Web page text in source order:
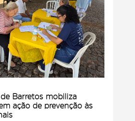
de Barretos mobiliza
ação de prevenção às